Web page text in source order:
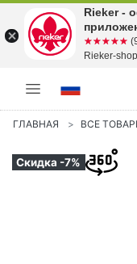
ГЛАВНАЯ ВСЕ
Скидка -7%
Rieker -
☆☆☆☆☆
★★★★★
Rieker-